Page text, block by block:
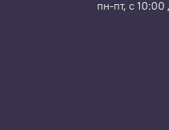
пн-пт, с 10:00